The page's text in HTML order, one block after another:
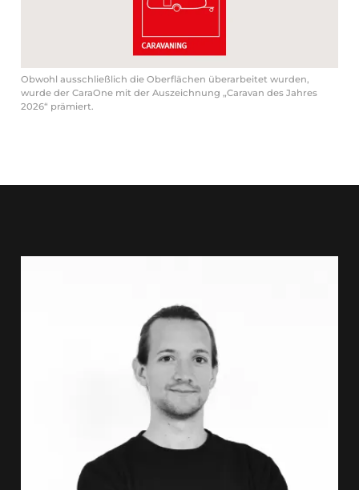
Obwohl ausschließlich die Oberflächen überarbeitet wurden,
wurde der CaraOne mit der Auszeichnung „Caravan des Jahres
2026“ prämiert.